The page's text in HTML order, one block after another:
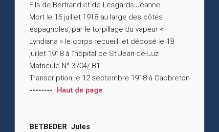
Fils de Bertrand et de Lesgards Jeanne
Mort le 16 juillet 1918 au large des côtes
espagnoles, par le torpillage du vapeur «
Lyndiana » le corps recueilli et déposé le 18
juillet 1918 à l’hôpital de St Jean-de-Luz
Matricule N° 3704/ B1
Transcription le 12 septembre 1918 à Capbreton
-------- Haut de page
BETBEDER Jules